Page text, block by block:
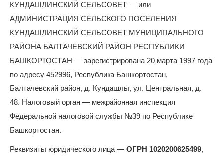
КУНДАШЛИНСКИЙ СЕЛЬСОВЕТ — или
АДМИНИСТРАЦИЯ СЕЛЬСКОГО ПОСЕЛЕНИЯ
КУНДАШЛИНСКИЙ СЕЛЬСОВЕТ МУНИЦИПАЛЬНОГО
РАЙОНА БАЛТАЧЕВСКИЙ РАЙОН РЕСПУБЛИКИ
БАШКОРТОСТАН — зарегистрирована 20 марта 1997 года
по адресу 452996, Республика Башкортостан,
Балтачевский район, д. Кундашлы, ул. Центральная, д.
48. Налоговый орган — межрайонная инспекция
Федеральной налоговой службы №39 по Республике
Башкортостан.
Реквизиты юридического лица — ОГРН 1020200625499,